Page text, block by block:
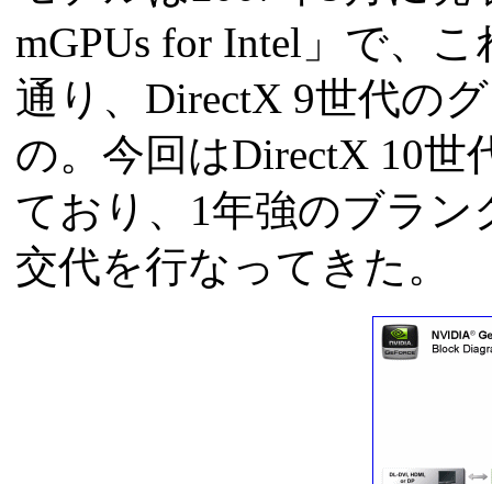
mGPUs for Intel」で、
通り、DirectX 9世代の
の。今回はDirectX 10
ており、1年強のブラ
交代を行なってきた。